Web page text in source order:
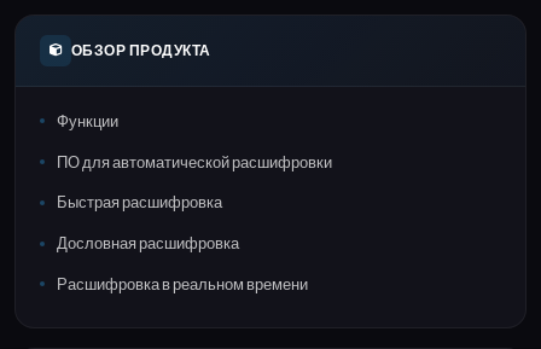
ОБЗОР ПРОДУКТА
Функции
ПО для автоматической расшифровки
Быстрая расшифровка
Дословная расшифровка
Расшифровка в реальном времени